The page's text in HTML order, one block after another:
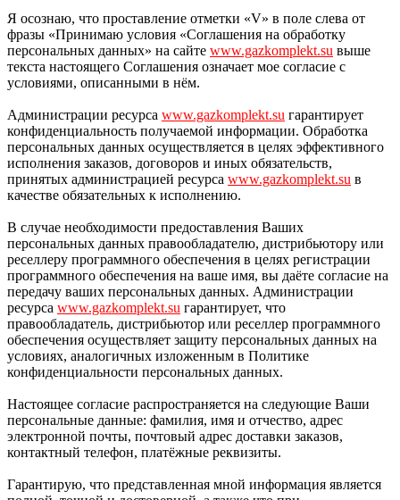
Я осознаю, что проставление отметки «V» в поле слева от
фразы «Принимаю условия «Соглашения на обработку
персональных данных» на сайте www.gazkomplekt.su выше
текста настоящего Соглашения означает мое согласие с
условиями, описанными в нём.
Администрации ресурса www.gazkomplekt.su гарантирует
конфиденциальность получаемой информации. Обработка
персональных данных осуществляется в целях эффективного
исполнения заказов, договоров и иных обязательств,
принятых администрацией ресурса www.gazkomplekt.su в
качестве обязательных к исполнению.
В случае необходимости предоставления Ваших
персональных данных правообладателю, дистрибьютору или
реселлеру программного обеспечения в целях регистрации
программного обеспечения на ваше имя, вы даёте согласие на
передачу ваших персональных данных. Администрации
ресурса www.gazkomplekt.su гарантирует, что
правообладатель, дистрибьютор или реселлер программного
обеспечения осуществляет защиту персональных данных на
условиях, аналогичных изложенным в Политике
конфиденциальности персональных данных.
Настоящее согласие распространяется на следующие Ваши
персональные данные: фамилия, имя и отчество, адрес
электронной почты, почтовый адрес доставки заказов,
контактный телефон, платёжные реквизиты.
Гарантирую, что представленная мной информация является